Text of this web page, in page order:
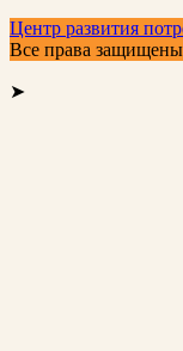
Центр развития
Все права
➤